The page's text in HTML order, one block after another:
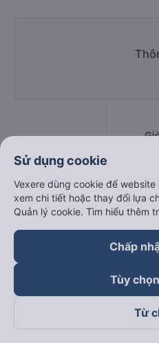
Tín Phát
Limousine
17:35 -
18:10 -
20:00 -
Sử dụng cookie
Vexere dùng cookie để
xem chi tiết hoặc thay đổi lựa
Quản lý cookie. Tìm hiểu thêm
Chấp
Tùy
Từ